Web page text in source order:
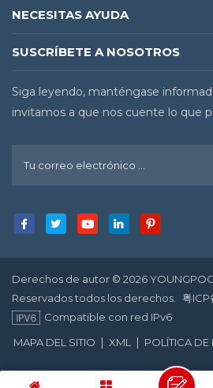
NECESITAS AYUDA
SUSCRÍBETE A NOSOTROS
Siga leyendo, manténgase
invitamos a que nos cuente lo que
Derechos de autor © 2026
Reservados todos los derechos.
粤ICP
Compatible con red IPv6
MAPA DEL SITIO | XML | POLÍTICA